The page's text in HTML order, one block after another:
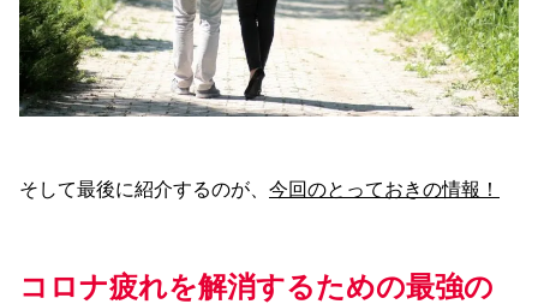
そして最後に紹介するのが、 今回のとっておきの情報！
コロナ疲れを解消するための最強の